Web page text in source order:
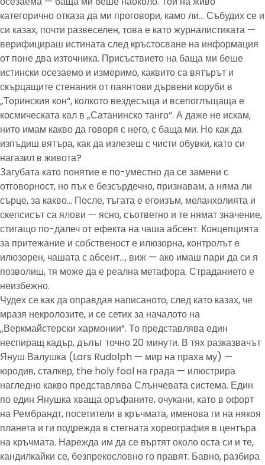
категорично отказа да ми проговори, камо ли… Събудих се и
си казах, почти развеселен, това е като журналистиката —
верифицираш истината след кръстосване на информация
от поне два източника. Присъствието на баща ми беше
истински осезаемо и измеримо, каквито са вятърът и
скърцащите стенания от паянтови дървени коруби в
„Торинския кон“, колкото вездесъща и всепоглъщаща е
космическата кал в „Сатанинско танго“. А даже не искам,
нито имам какво да говоря с него, с баща ми. Но как да
изпъдиш вятъра, как да излезеш с чисти обувки, като си
нагазил в живота?
Загубата като понятие е по-уместно да се замени с
отговорност, но пък е безсърдечно, признавам, а няма ли
сърце, за какво… После, тъгата е егоизъм, меланхолията и
скепсисът са ялови — ясно, съответно и те нямат значение,
стигащо по-далеч от ефекта на чаша абсент. Концепцията
за притежание и собственост е илюзорна, контролът е
илюзорен, чашата с абсент…, виж — ако имаш пари да си я
позволиш, тя може да е реална метафора. Страданието е
неизбежно.
Чудех се как да оправдая написаното, след като казах, че
мразя некролозите, и се сетих за началото на
„Веркмайстерски хармонии“. То представлява един
неспиращ кадър, дълъг точно 20 минути. В тях разказвачът
Януш Валушка (Lars Rudolph — мир на праха му) —
юродив, сталкер, the holy fool на града — илюстрира
нагледно какво представлява Слънчевата система. Един
по един Янушка хваща оръфаните, очукани, като в офорт
на Рембрандт, посетители в кръчмата, именова ги на някоя
планета и ги подрежда в стегната хореография в центъра
на кръчмата. Нарежда им да се въртят около оста си и те,
кандилкайки се, безпрекословно го правят. Бавно, разбира